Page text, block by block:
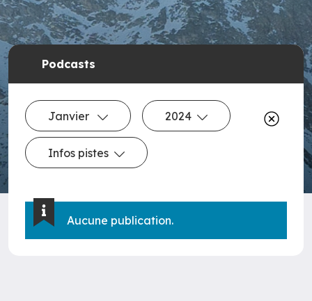
Podcasts
Janvier 2024
Infos pistes
Aucune publication.